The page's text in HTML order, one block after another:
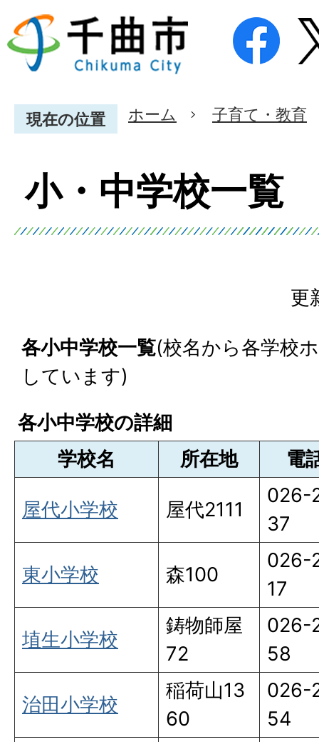
現在の位置 ホーム 子育て・教育
小・中学校一覧
更
各小中学校一覧(校名から各学校
しています)
各小中学校の詳細
学校名
所在地 電
屋代小学校 屋代2111
026-
37
東小学校 森100
026-
17
埴生小学校
鋳物師屋
72
026-
58
治田小学校
稲荷山13
60
026-
54